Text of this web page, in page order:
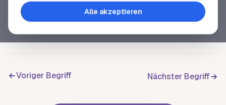
als Oberflächenstrom (durch
ausgelöst, so
genannterTriftstrom).
Voriger Begriff Nächster Begriff
Alle akzeptieren